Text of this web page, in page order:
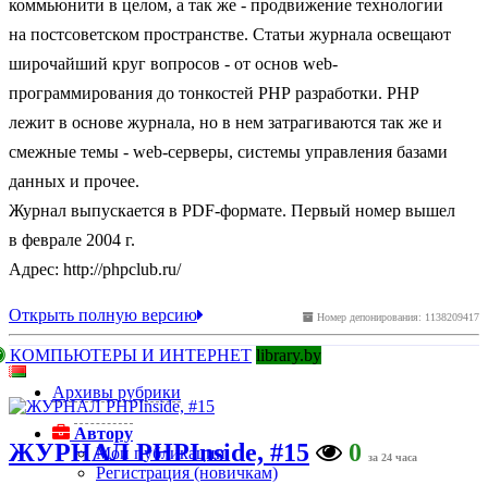
коммьюнити в целом, а так же - продвижение технологии
на постсоветском пространстве. Статьи журнала освещают
широчайший круг вопросов - от основ web-
программирования до тонкостей РНР разработки. РНР
лежит в основе журнала, но в нем затрагиваются так же и
смежные темы - web-серверы, системы управления базами
данных и прочее.
Журнал выпускается в PDF-формате. Первый номер вышел
в феврале 2004 г.
Адрес: http://phpclub.ru/
Номер депонирования: 1138209417
Открыть полную версию
КОМПЬЮТЕРЫ И ИНТЕРНЕТ library.by
Архивы рубрики
Автору
Мои публикации
Регистрация (новичкам)
ЖУРНАЛ PHPInside, #15 0 за 24 часа